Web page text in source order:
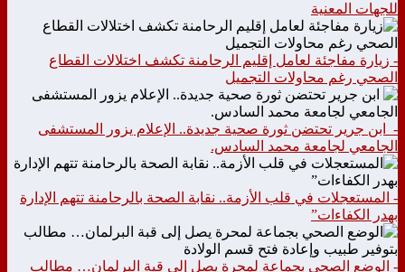
للجهات المعنية
- زيارة مفاجئة لعامل إقليم الرحامنة تكشف اختلالات القطاع
الصحي رغم محاولات التجميل
- ابن جرير تحتضن ثورة صحية جديدة.. الإعلام يزور المستشفى
الجامعي لجامعة محمد السادس.
- المستعجلات في قلب الأزمة.. نقابة الصحة بالرحامنة تتهم الإدارة
بهدر الكفاءات”
- الوضع الصحي بجماعة لمحرة يصل إلى قبة البرلمان… مطالب